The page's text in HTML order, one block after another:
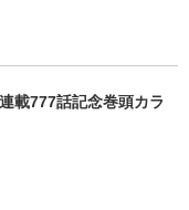
載777話記念巻頭カラ